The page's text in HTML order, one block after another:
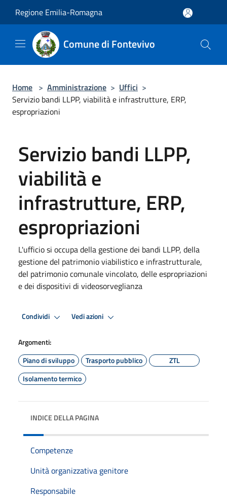
Regione Emilia-Romagna
Comune di Fontevivo
Home > Amministrazione > Uffici >
Servizio bandi LLPP, viabilità e infrastrutture, ERP,
espropriazioni
Servizio bandi LLPP,
viabilità e
infrastrutture, ERP,
espropriazioni
L'ufficio si occupa della gestione dei bandi LLPP, della
gestione del patrimonio viabilistico e infrastrutturale,
del patrimonio comunale vincolato, delle espropriazioni
e dei dispositivi di videosorveglianza
Condividi Vedi azioni
Argomenti:
Piano di sviluppo
Trasporto pubblico
ZTL
Isolamento termico
INDICE DELLA PAGINA
Competenze
Unità organizzativa genitore
Responsabile